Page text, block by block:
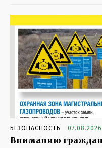
БЕЗОПАСНОСТЬ 07.08.2026
Вниманию